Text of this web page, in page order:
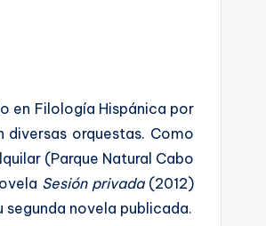
en Filología Hispánica por
diversas orquestas. Como
(Parque Natural Cabo
Sesión privada(2012)
segunda novela publicada.